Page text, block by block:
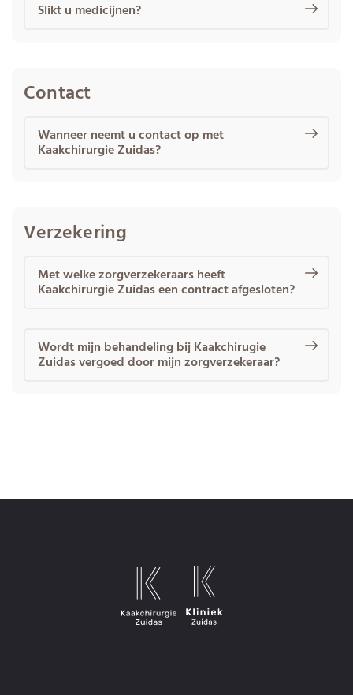
Slikt u medicijnen?
Contact
Wanneer neemt u contact op met
Kaakchirurgie Zuidas?
Verzekering
Met welke zorgverzekeraars heeft
Kaakchirurgie Zuidas een contract afgesloten?
Wordt mijn behandeling bij Kaakchirugie
Zuidas vergoed door mijn zorgverzekeraar?